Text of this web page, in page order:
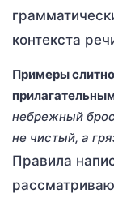
контекста
Примеры
небрежный
не чистый, а
Правила